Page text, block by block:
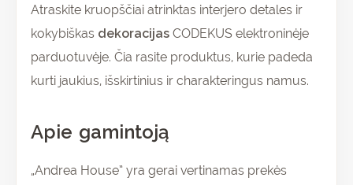
Atraskite kruopščiai atrinktas interjero detales ir
kokybiškas dekoracijas CODEKUS elektroninėje
parduotuvėje. Čia rasite produktus, kurie padeda
kurti jaukius, išskirtinius ir charakteringus namus.
Apie gamintoją
„Andrea House” yra gerai vertinamas prekės